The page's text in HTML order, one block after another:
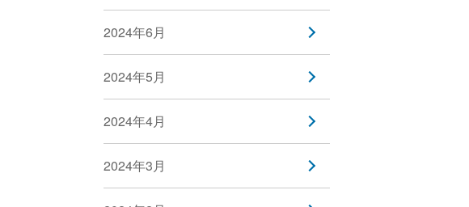
2024年6月
2024年5月
2024年4月
2024年3月